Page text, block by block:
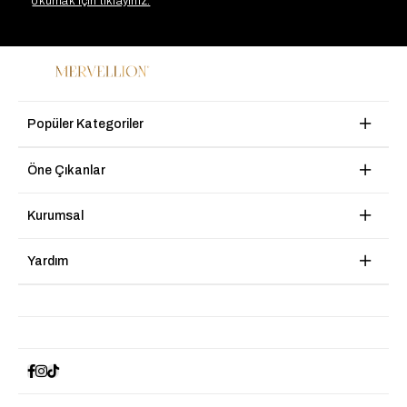
Popüler Kategoriler
Öne Çıkanlar
Kurumsal
Yardım